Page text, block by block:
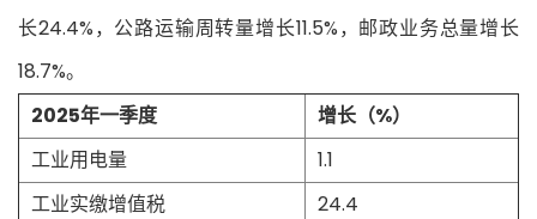
长24.4%，公路运输周转量增长11.5%，邮政业务总量增长
18.7%。
2025年一季度
增长（%）
工业用电量
1.1
工业实缴增值税
24.4